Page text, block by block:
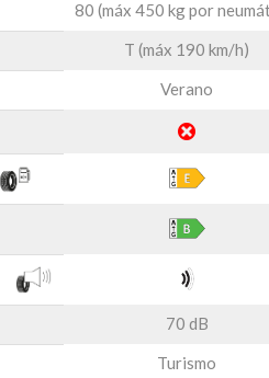
80 (máx 450 kg por
T (máx 190 km/h)
Verano
70 dB
Turismo